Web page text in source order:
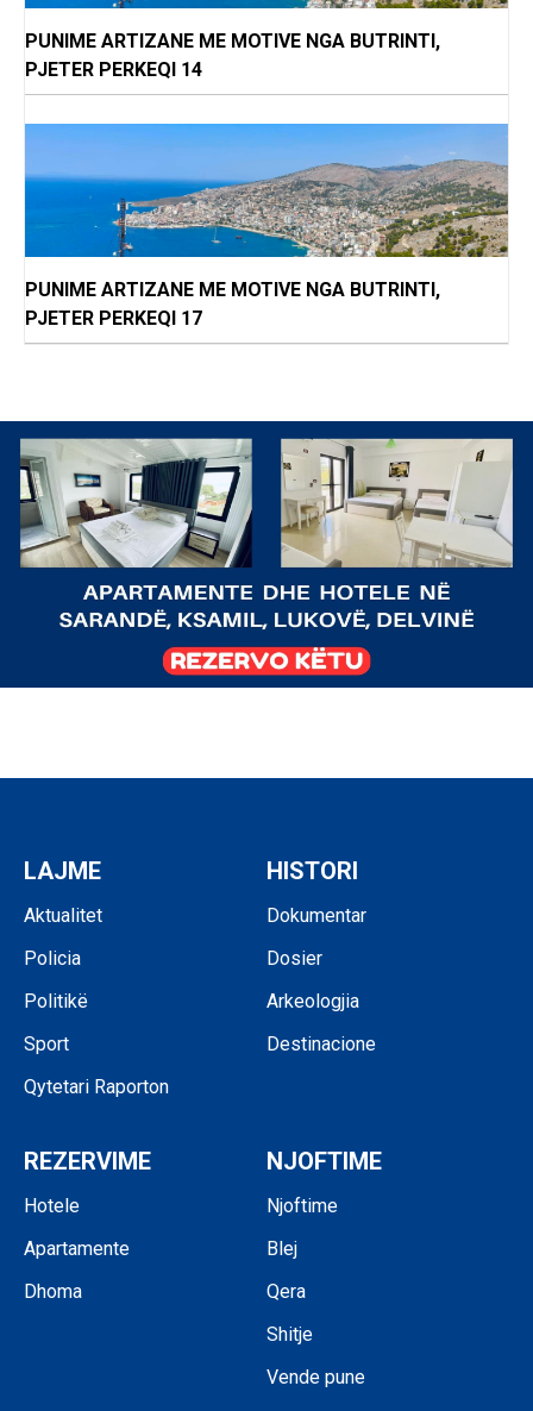
PUNIME ARTIZANE ME MOTIVE NGA BUTRINTI,
PJETER PERKEQI 14
PUNIME ARTIZANE ME MOTIVE NGA BUTRINTI,
PJETER PERKEQI 17
LAJME
Aktualitet
Policia
Politikë
Sport
Qytetari Raporton
HISTORI
Dokumentar
Dosier
Arkeologjia
Destinacione
REZERVIME
Hotele
Apartamente
Dhoma
NJOFTIME
Njoftime
Blej
Qera
Shitje
Vende pune